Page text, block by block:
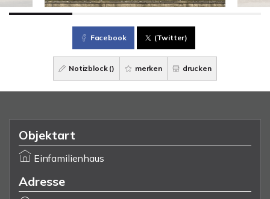
Facebook (Twitter)
Notizblock () merken drucken
Objektart
Einfamilienhaus
Adresse